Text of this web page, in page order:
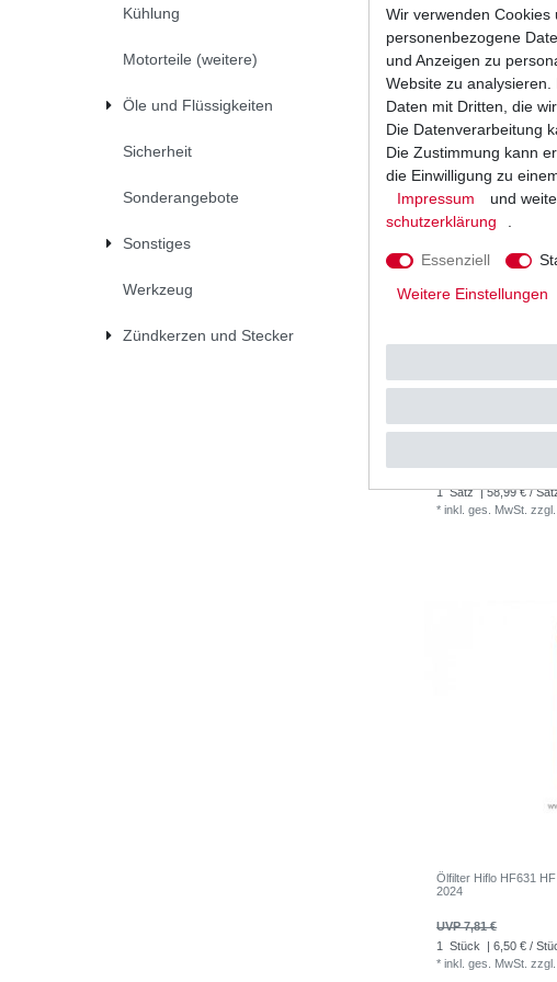
Kühlung
Motorteile (weitere)
Öle und Flüssigkeiten
Sicherheit
Sonderangebote
Sonstiges
Werkzeug
Zündkerzen und Stecker
UVP 138,83 €
1 Stück | 113,33 € /
inkl. ges. MwSt.
Kupplung Beta RR
UVP 72,83 €
1 Satz | 58,99 € /
*inkl. ges. MwSt.
Ölfilter Hiflo HF631
2024
UVP 7,81 €
1 Stück
| 6,50 € /
*inkl. ges. MwSt.
Wir verwenden
personenbezogene
und Anzeigen zu
Website zu
Daten mit Dritten, die
Die Datenverarbeitung
Die Zustimmung kann
die Einwilligung zu
Impressum
und
schutz­erklärung
Essenziell
Weitere Einstellungen